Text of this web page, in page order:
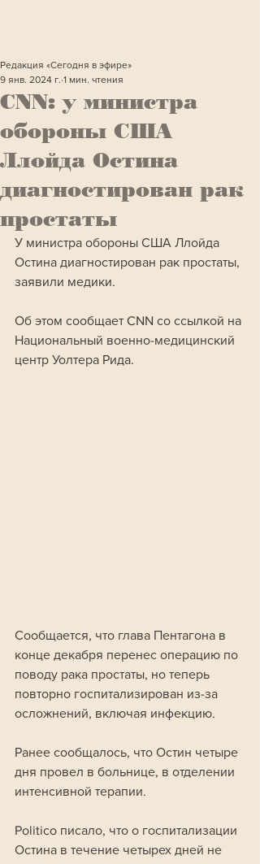
CNN: у министра
обороны США
Ллойда Остина
диагностирован рак
простаты
Редакция «Сегодня в эфире»
9 янв. 2024 г. 1 мин. чтения
У министра обороны США Ллойда
Остина диагностирован рак простаты,
заявили медики.
Об этом сообщает CNN со ссылкой на
Национальный военно-медицинский
центр Уолтера Рида.
Сообщается, что глава Пентагона в
конце декабря перенес операцию по
поводу рака простаты, но теперь
повторно госпитализирован из-за
осложнений, включая инфекцию.
Ранее сообщалось, что Остин четыре
дня провел в больнице, в отделении
интенсивной терапии.
Politico писало, что о госпитализации
Остина в течение четырех дней не